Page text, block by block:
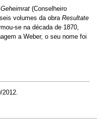
Geheimrat (Conselheiro
volumes da obra Resultate
se na década de 1870,
a Weber, o seu nome foi